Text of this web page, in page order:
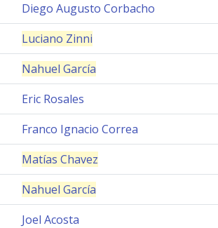
Diego Augusto Corbacho
Luciano Zinni
Nahuel García
Eric Rosales
Franco Ignacio Correa
Matías Chavez
Nahuel García
Joel Acosta